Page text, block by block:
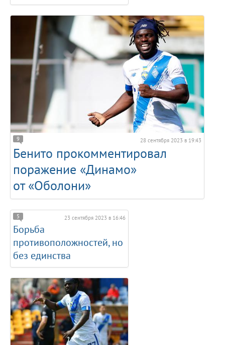
9 28 сентября 2023 в 19:43
Бенито прокомментировал
поражение «Динамо»
от «Оболони»
5 23 сентября 2023 в 16:46
Борьба
противоположностей, но
без единства